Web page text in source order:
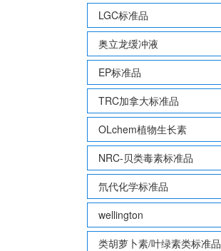
LGC标准品
奥立龙缓冲液
EP标准品
TRC加拿大标准品
OLchem植物生长素
NRC-贝类毒素标准品
氘代化学标准品
wellington
类胡萝卜素/叶绿素类标准品